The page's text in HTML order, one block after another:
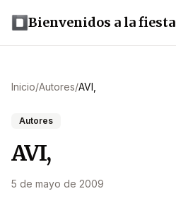
Bienvenidos a la fiesta
Inicio/Autores/AVI,
Autores
AVI,
5 de mayo de 2009